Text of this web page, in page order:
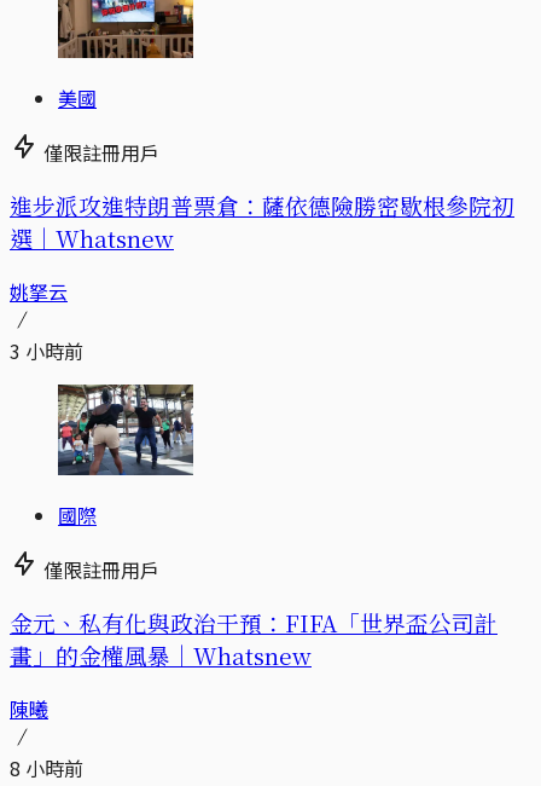
美國
僅限註冊用戶
進步派攻進特朗普票倉：薩依德險勝密歇根參院初
選｜Whatsnew
姚拏云
3 小時前
國際
僅限註冊用戶
金元、私有化與政治干預：FIFA「世界盃公司計
畫」的金權風暴｜Whatsnew
陳曦
8 小時前